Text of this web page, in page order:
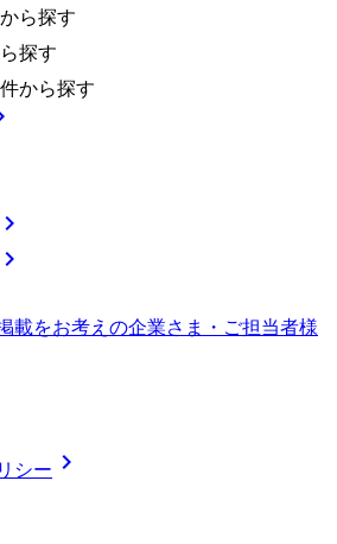
から探す
探す
から探す


載をお考えの企業さま・ご担当者様
シー 